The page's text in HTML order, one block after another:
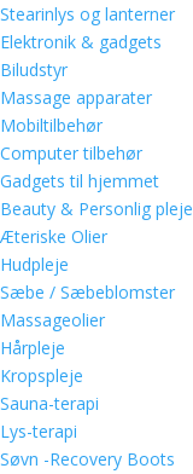
Stearinlys og lanterner
Elektronik & gadgets
Biludstyr
Massage apparater
Mobiltilbehør
Computer tilbehør
Gadgets til hjemmet
Beauty & Personlig pleje
Æteriske Olier
Hudpleje
Sæbe / Sæbeblomster
Massageolier
Hårpleje
Kropspleje
Sauna-terapi
Lys-terapi
Søvn -Recovery Boots